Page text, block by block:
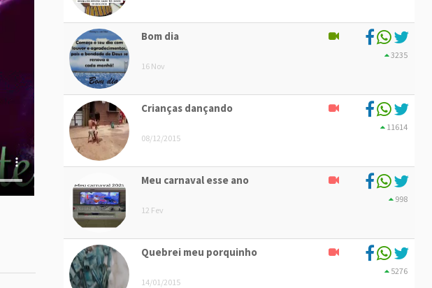
Bom dia
16 Nov
3235
Crianças dançando
08/12/2015
11614
Meu carnaval esse ano
12 Fev
998
Quebrei meu porquinho
14/01/2015
5276